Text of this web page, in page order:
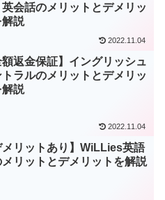
英会話のメリットとデメリッ
解説
2022.11.04
額返金保証】イングリッシュ
トラルのメリットとデメリッ
解説
2022.11.04
メリットあり】WiLLies英語
リットとデメリットを解説